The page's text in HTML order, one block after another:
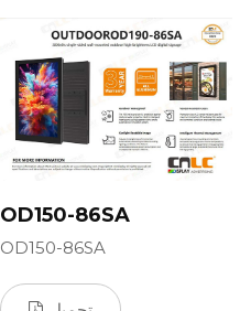
OD150-86SA
OD150-86SA